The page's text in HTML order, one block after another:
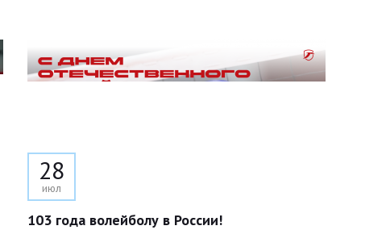
28
июл
103 года волейболу в России!